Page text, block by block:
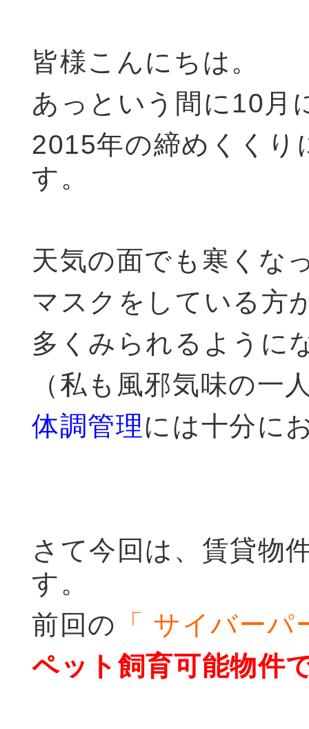
皆様こんにちは。
あっという間に10月
2015年の締めくくり
す。
天気の面でも寒くな
マスクをしている方
多くみられるように
（私も風邪気味の一
体調管理には十分に
さて今回は、賃貸物
す。
前回の 「 サイバーパ
ペット飼育可能物件